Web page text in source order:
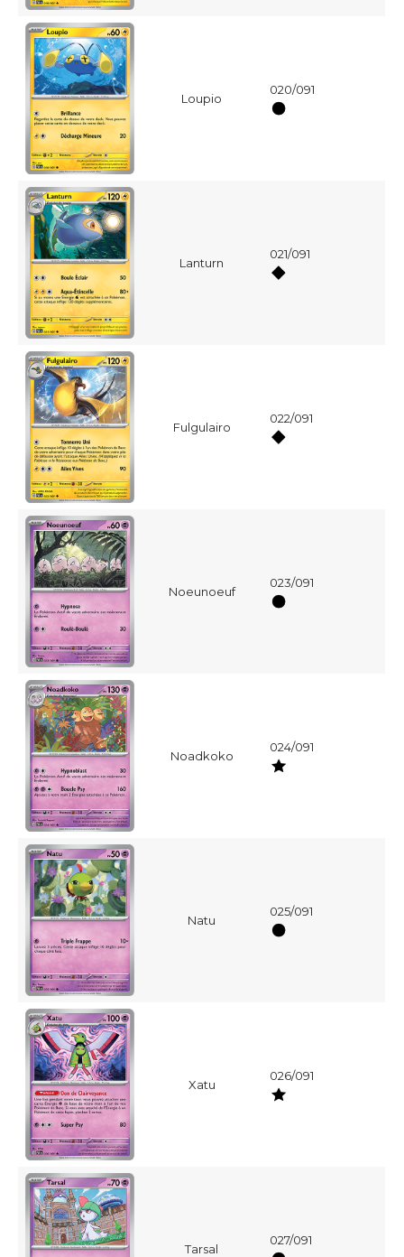
Loupio
020/091
Lanturn
021/091
Fulgulairo
022/091
Noeunoeuf
023/091
Noadkoko
024/091
Natu
025/091
Xatu
026/091
Tarsal
027/091